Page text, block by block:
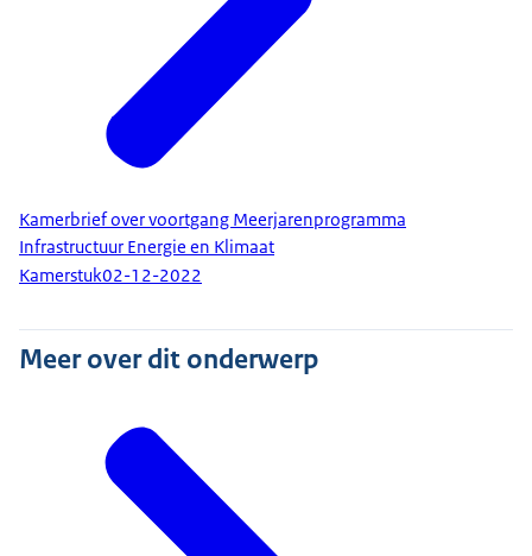
Kamerbrief over voortgang Meerjarenprogramma
Infrastructuur Energie en Klimaat
Kamerstuk02-12-2022
Meer over dit onderwerp